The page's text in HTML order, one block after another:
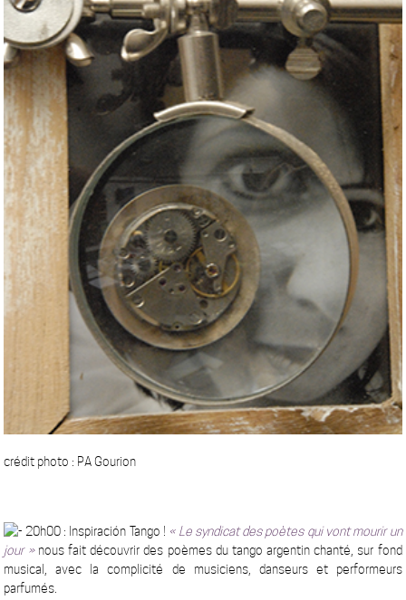
crédit photo : PA Gourion
20h00 : Inspiración Tango ! « Le syndicat des poètes qui vont mourir un
jour » nous fait découvrir des poèmes du tango argentin chanté, sur fond
musical, avec la complicité de musiciens, danseurs et performeurs
parfumés.